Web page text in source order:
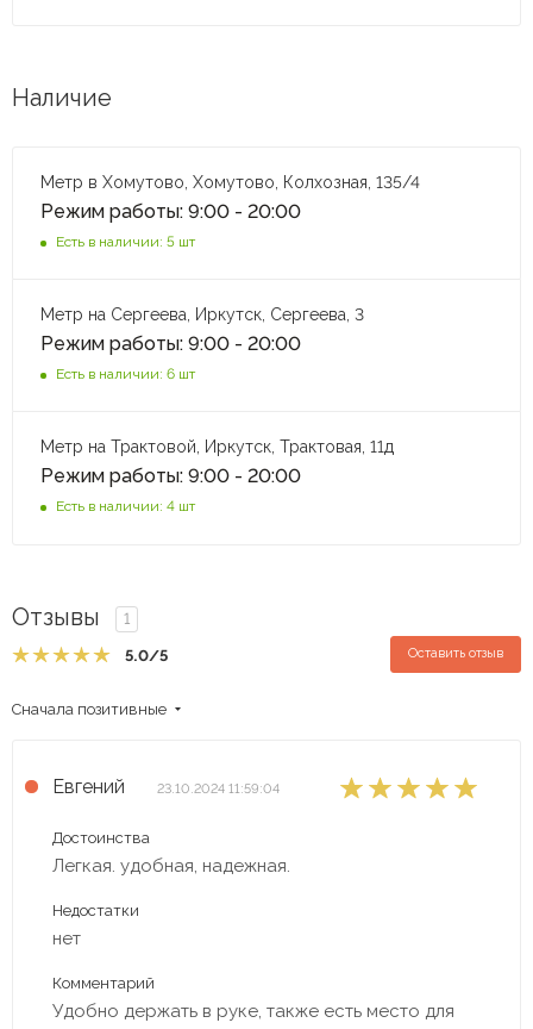
Наличие
Метр в Хомутово, Хомутово, Колхозная, 135/4
Режим работы: 9:00 - 20:00
Есть в наличии: 5 шт
Метр на Сергеева, Иркутск, Сергеева, 3
Режим работы: 9:00 - 20:00
Есть в наличии: 6 шт
Метр на Трактовой, Иркутск, Трактовая, 11д
Режим работы: 9:00 - 20:00
Есть в наличии: 4 шт
Отзывы 1
5.0/5 Оставить отзыв
Сначала позитивные
Евгений 23.10.2024 11:59:04
Достоинства
Легкая. удобная, надежная.
Недостатки
нет
Комментарий
Удобно держать в руке, также есть место для